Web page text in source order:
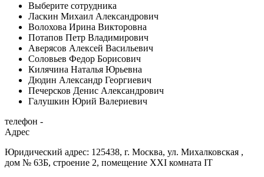
Выберите сотрудника
Ласкин Михаил Александрович
Волохова Ирина Викторовна
Потапов Петр Владимирович
Аверясов Алексей Васильевич
Соловьев Федор Борисович
Килячина Наталья Юрьевна
Дюдин Александр Георгиевич
Печерсков Денис Александрович
Галушкин Юрий Валериевич
телефон -
Адрес
Юридический адрес: 125438, г. Москва, ул. Михалковская ,
дом № 63Б, строение 2, помещение XXI комната IT